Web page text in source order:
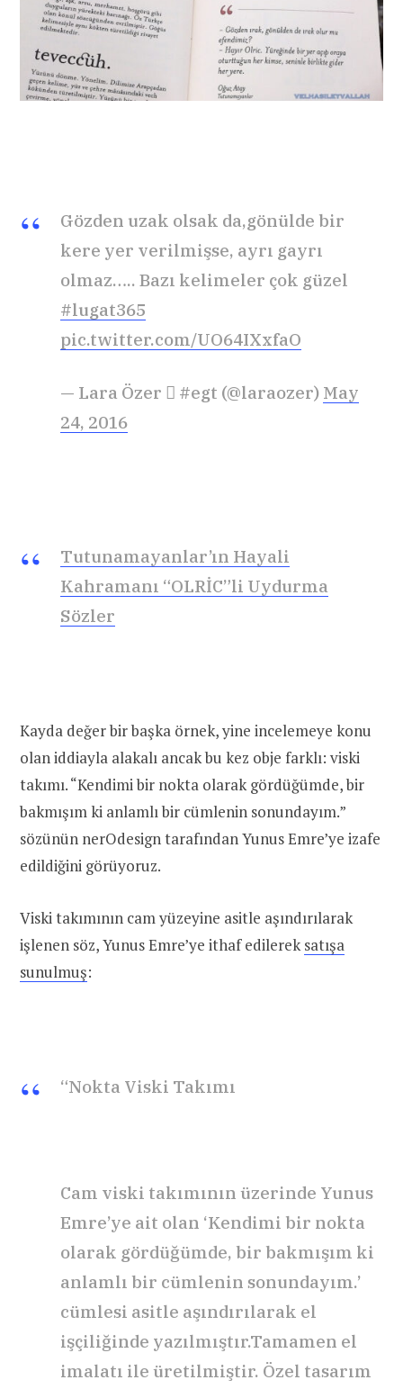
Gözden uzak olsak da,gönülde bir
kere yer verilmişse, ayrı gayrı
olmaz….. Bazı kelimeler çok güzel
#lugat365
pic.twitter.com/UO64IXxfaO
— Lara Özer  #egt (@laraozer) May
24, 2016
Tutunamayanlar’ın Hayali
Kahramanı “OLRİC”li Uydurma
Sözler
Kayda değer bir başka örnek, yine incelemeye konu
olan iddiayla alakalı ancak bu kez obje farklı: viski
takımı. “Kendimi bir nokta olarak gördüğümde, bir
bakmışım ki anlamlı bir cümlenin sonundayım.”
sözünün nerOdesign tarafından Yunus Emre’ye izafe
edildiğini görüyoruz.
Viski takımının cam yüzeyine asitle aşındırılarak
işlenen söz, Yunus Emre’ye ithaf edilereksatışa
sunulmuş:
“Nokta Viski Takımı
Cam viski takımının üzerinde Yunus
Emre’ye ait olan ‘Kendimi bir nokta
olarak gördüğümde, bir bakmışım ki
anlamlı bir cümlenin sonundayım.’
cümlesi asitle aşındırılarak el
işçiliğinde yazılmıştır.Tamamen el
imalatı ile üretilmiştir. Özel tasarım